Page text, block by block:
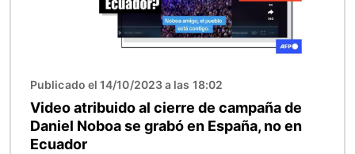
Publicado el 14/10/2023 a las 18:02
Video atribuido al cierre de campaña de
Daniel Noboa se grabó en España, no en
Ecuador